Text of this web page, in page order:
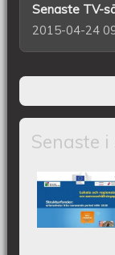
Senaste TV-
2015-04-24
Senaste
Lokala